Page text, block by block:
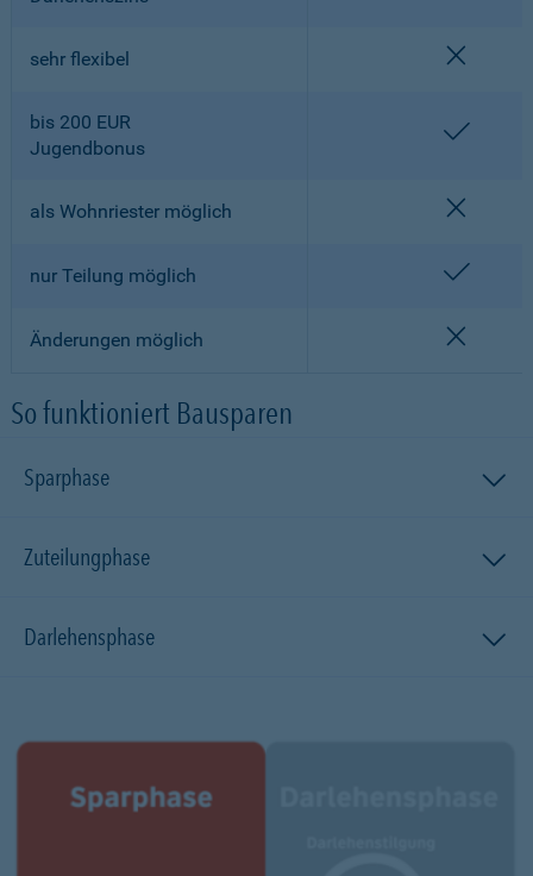
sehr flexibel
bis 200 EUR
Jugendbonus
als Wohnriester möglich
nur Teilung möglich
Änderungen möglich
So funktioniert Bausparen
Sparphase
Zuteilungphase
Darlehensphase